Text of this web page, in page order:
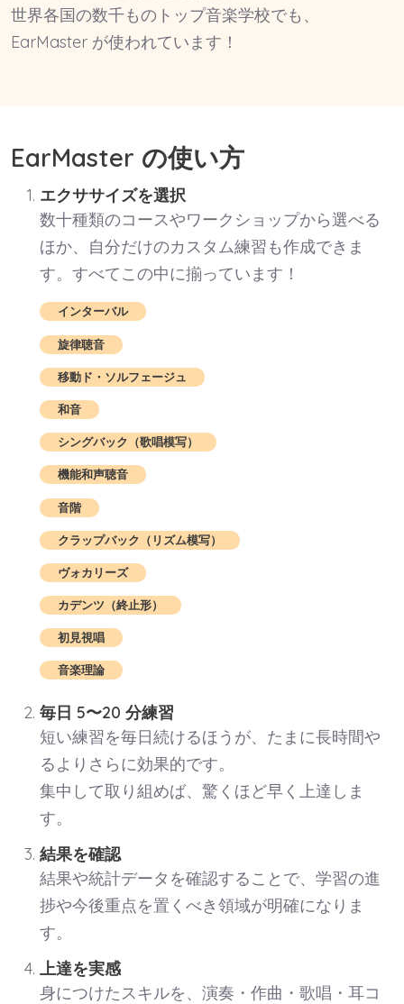
世界各国の数千ものトップ音楽学校でも、
EarMaster が使われています！
EarMaster の使い方
エクササイズを選択
数十種類のコースやワークショップから選べる
ほか、自分だけのカスタム練習も作成できま
す。すべてこの中に揃っています！
インターバル
旋律聴音
移動ド・ソルフェージュ
和音
シングバック（歌唱模写）
機能和声聴音
音階
クラップバック（リズム模写）
ヴォカリーズ
カデンツ（終止形）
初見視唱
音楽理論
毎日 5〜20 分練習
短い練習を毎日続けるほうが、たまに長時間や
るよりさらに効果的です。
集中して取り組めば、驚くほど早く上達しま
す。
結果を確認
結果や統計データを確認することで、学習の進
捗や今後重点を置くべき領域が明確になりま
す。
上達を実感
身につけたスキルを、演奏・作曲・歌唱・耳コ